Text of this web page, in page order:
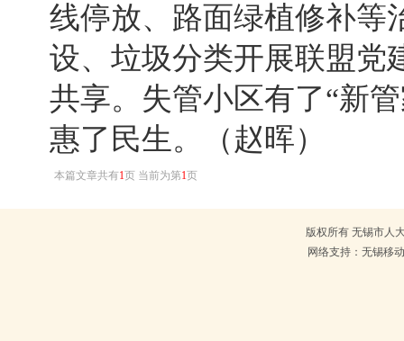
线停放、路面绿植修补等
设、垃圾分类开展联盟党
共享。失管小区有了“新
惠了民生。（赵晖）
本篇文章共有1页 当前为第1页
版权所有 无锡市人
网络支持：无锡移